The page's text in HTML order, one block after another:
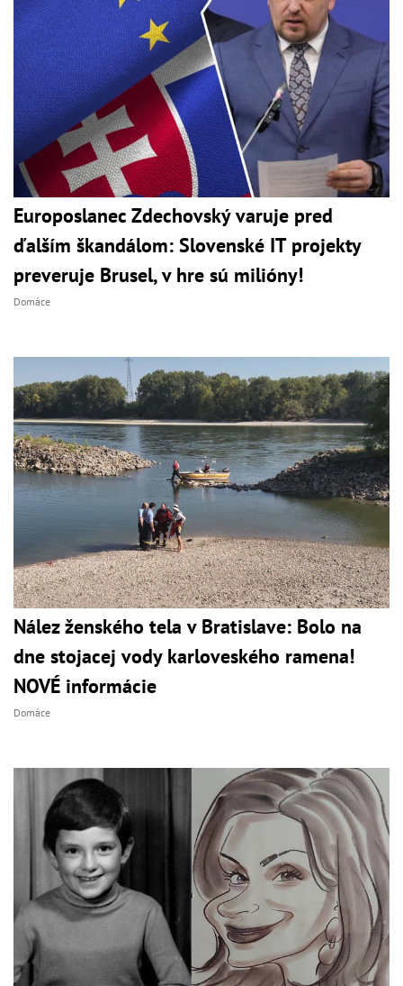
Europoslanec Zdechovský varuje pred
ďalším škandálom: Slovenské IT projekty
preveruje Brusel, v hre sú milióny!
Domáce
Nález ženského tela v Bratislave: Bolo na
dne stojacej vody karloveského ramena!
NOVÉ informácie
Domáce